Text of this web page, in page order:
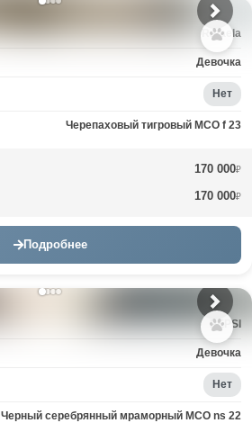
Rafaela
Девочка
Нет
Черепаховый тигровый MCO f 23
170 000₽
170 000₽
Подробнее
PEPSI
Девочка
Нет
Черный серебрянный мраморный MCO ns 22